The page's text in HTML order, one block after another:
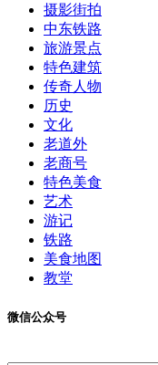
摄影街拍
中东铁路
旅游景点
特色建筑
传奇人物
历史
文化
老道外
老商号
特色美食
艺术
游记
铁路
美食地图
教堂
微信公众号